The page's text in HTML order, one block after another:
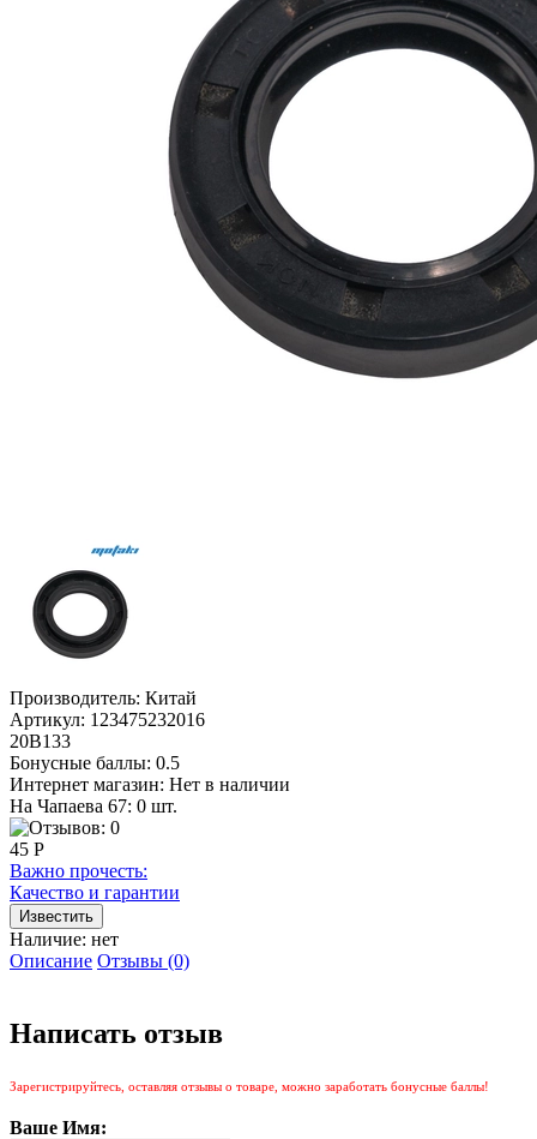
Производитель: Китай
Артикул: 123475232016
20В133
Бонусные баллы: 0.5
Интернет магазин: Нет в наличии
На Чапаева 67: 0 шт.
45 Р
Важно прочесть:
Качество и гарантии
Наличие: нет
Описание Отзывы (0)
Написать отзыв
Зарегистрируйтесь, оставляя отзывы о товаре, можно заработать бонусные баллы!
Ваше Имя: